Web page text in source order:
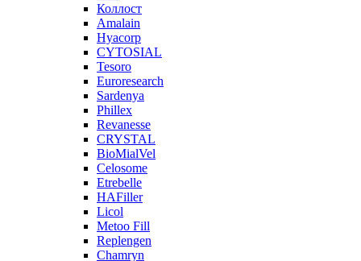
Коллост
Amalain
Hyacorp
CYTOSIAL
Tesoro
Euroresearch
Sardenya
Phillex
Revanesse
CRYSTAL
BioMialVel
Celosome
Etrebelle
HAFiller
Licol
Metoo Fill
Replengen
Chamryn